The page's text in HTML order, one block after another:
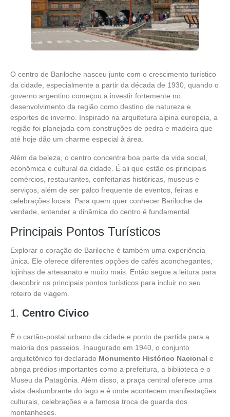
O centro de Bariloche nasceu junto com o crescimento turístico
da cidade, especialmente a partir da década de 1930, quando o
governo argentino começou a investir fortemente no
desenvolvimento da região como destino de natureza e
esportes de inverno. Inspirado na arquitetura alpina europeia, a
região foi planejada com construções de pedra e madeira que
até hoje dão um charme especial à área.
Além da beleza, o centro concentra boa parte da vida social,
econômica e cultural da cidade. É ali que estão os principais
comércios, restaurantes, confeitarias históricas, museus e
serviços, além de ser palco frequente de eventos, feiras e
celebrações locais. Para quem quer conhecer Bariloche de
verdade, entender a dinâmica do centro é fundamental.
Principais Pontos Turísticos
Explorar o coração de Bariloche é também uma experiência
única. Ele oferece diferentes opções de cafés aconchegantes,
lojinhas de artesanato e muito mais. Então segue a leitura para
descobrir os principais pontos turísticos para incluir no seu
roteiro de viagem.
1. Centro Cívico
É o cartão-postal urbano da cidade e ponto de partida para a
maioria dos passeios. Inaugurado em 1940, o conjunto
arquitetônico foi declarado Monumento Histórico Nacional e
abriga prédios importantes como a prefeitura, a biblioteca e o
Museu da Patagônia. Além disso, a praça central oferece uma
vista deslumbrante do lago e é onde acontecem manifestações
culturais, celebrações e a famosa troca de guarda dos
montanheses.